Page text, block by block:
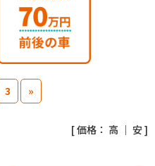
3 »
[ 価格： 高 ｜ 安]